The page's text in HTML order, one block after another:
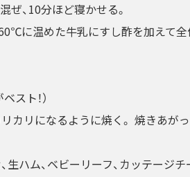
、10分ほど寝かせる。
に温めた牛乳にすし酢を加えて全
スト！）
リになるように焼く。 焼きあが
ハム、ベビーリーフ、カッテージチ